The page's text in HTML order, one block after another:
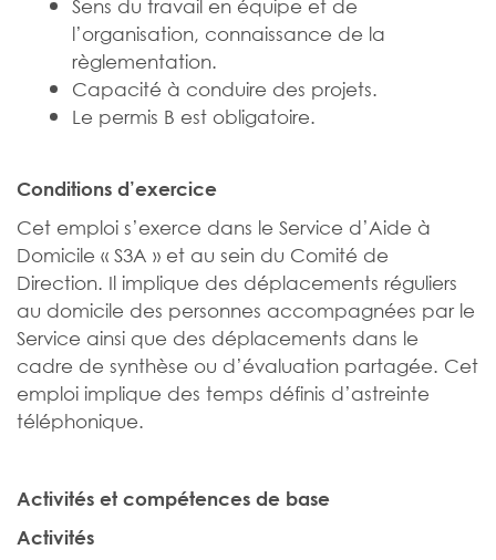
l’organisation, connaissance de la
règlementation.
Capacité à conduire des projets.
Le permis B est obligatoire.
Conditions d’exercice
Cet emploi s’exerce dans le Service d’Aide à
Domicile « S3A » et au sein du Comité de
Direction. Il implique des déplacements réguliers
au domicile des personnes accompagnées par le
Service ainsi que des déplacements dans le
cadre de synthèse ou d’évaluation partagée. Cet
emploi implique des temps définis d’astreinte
téléphonique.
Activités et compétences de base
Activités